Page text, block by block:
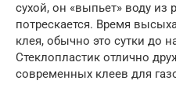
сухой, он «выпьет» воду из
потрескается. Время
клея, обычно это сутки до
Стеклопластик отлично
современных клеев для